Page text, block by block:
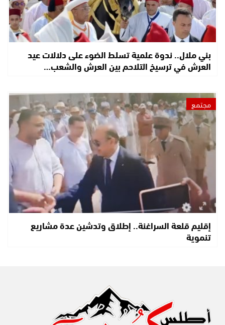
بني ملال.. ندوة علمية تسلط الضوء على دلالات عيد
العرش في ترسيخ التلاحم بين العرش والشعب…
مجتمع
إقليم قلعة السراغنة.. إطلاق وتدشين عدة مشاريع
تنموية